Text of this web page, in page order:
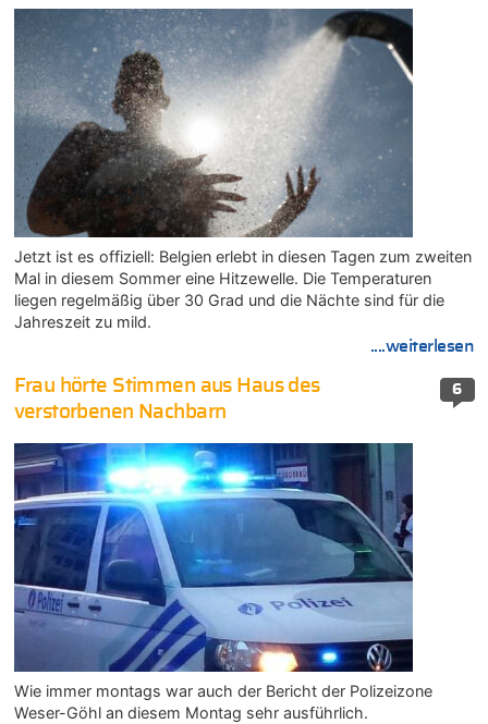
Jetzt ist es offiziell: Belgien erlebt in diesen Tagen zum zweiten
Mal in diesem Sommer eine Hitzewelle. Die Temperaturen
liegen regelmäßig über 30 Grad und die Nächte sind für die
Jahreszeit zu mild.
....weiterlesen
6
Frau hörte Stimmen aus Haus des
verstorbenen Nachbarn
Wie immer montags war auch der Bericht der Polizeizone
Weser-Göhl an diesem Montag sehr ausführlich.